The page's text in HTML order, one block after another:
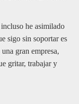
he asimilado
sigo sin soportar es
gran empresa,
gritar, trabajar y